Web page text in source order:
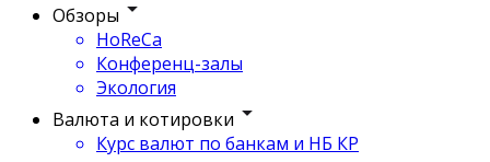
Обзоры
HoReCa
Конференц-залы
Экология
Валюта и котировки
Курс валют по банкам и НБ КР